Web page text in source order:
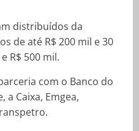
distribuídos da
de até R$ 200 mil e 30
R$ 500 mil.
com o Banco do
a Caixa, Emgea,